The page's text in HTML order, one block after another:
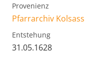
Provenienz
Pfarrarchiv Kolsass
Entstehung
31.05.1628